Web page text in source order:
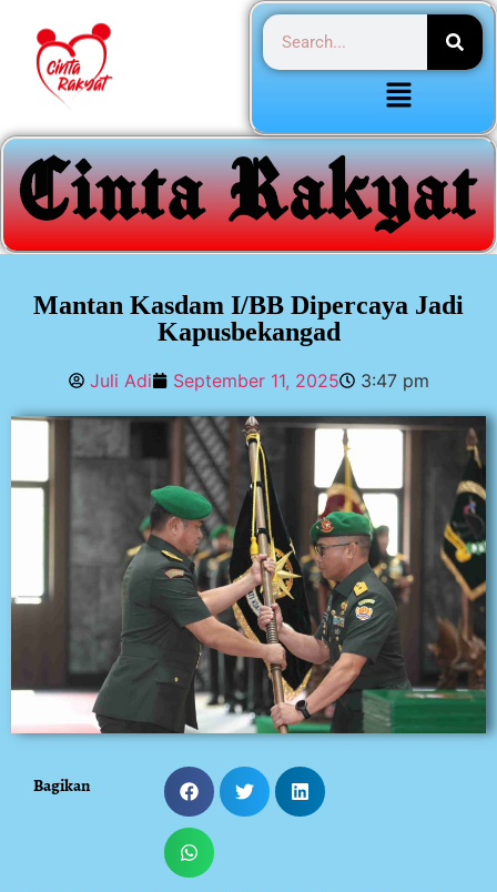
Mantan Kasdam I/BB Dipercaya Jadi
Kapusbekangad
Juli Adi September 11, 2025 3:47 pm
Bagikan